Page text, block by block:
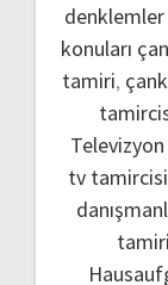
konuları
tamiri,
tv tamircisi
tamiri